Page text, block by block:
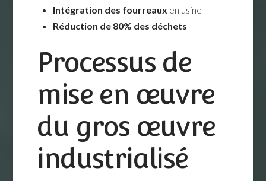
Intégration des fourreaux en usine
Réduction de 80% des déchets
Processus de
mise en œuvre
du gros œuvre
industrialisé